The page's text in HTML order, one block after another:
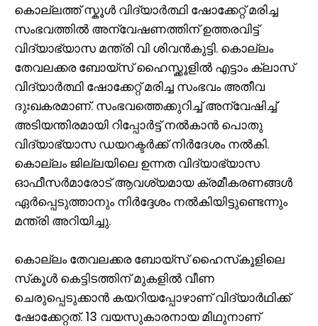
കൊല്ലത്ത് സ്കൂൾ വിദ്യാർത്ഥി ഷോക്കേറ്റ് മരിച്ച
സംഭവത്തിൽ അന്വേഷണത്തിന് ഉത്തരവിട്ട്
വിദ്യാഭ്യാസ മന്ത്രി വി ശിവൻകുട്ടി. കൊല്ലം
തേവലക്കര ബോയ്സ് ഹൈസ്ക്കൂളിൽ എട്ടാം ക്ലാസ്
വിദ്യാർത്ഥി ഷോക്കേറ്റ് മരിച്ച സംഭവം അതീവ
ദുഃഖകരമാണ്. സംഭവത്തെക്കുറിച്ച് അന്വേഷിച്ച്
അടിയന്തിരമായി റിപ്പോർട്ട് നൽകാൻ പൊതു
വിദ്യാഭ്യാസ ഡയറക്ടർക്ക് നിർദേശം നൽകി.
കൊല്ലം ജില്ലയിലെ ഉന്നത വിദ്യാഭ്യാസ
ഓഫീസർമാരോട് ആവശ്യമായ ക്രമീകരണങ്ങൾ
ഏർപ്പെടുത്താനും നിർദ്ദേശം നൽകിയിട്ടുണ്ടെന്നും
മന്ത്രി അറിയിച്ചു.
കൊല്ലം തേവലക്കര ബോയ്‌സ് ഹൈസ്‌കൂളിലെ
സ്‌കൂള്‍ കെട്ടിടത്തിന് മുകളില്‍ വീണ
ചെരുപ്പെടുക്കാന്‍ കയറിയപ്പോഴാണ് വിദ്യാര്‍ഥിക്ക്
ഷോക്കേറ്റത്. 13 വയസുകാരനായ മിഥുനാണ്